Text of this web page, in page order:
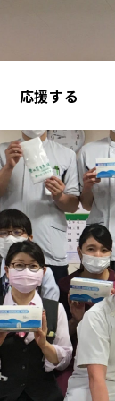
応援する